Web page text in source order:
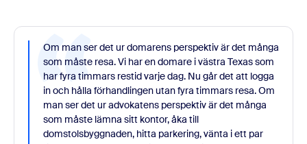
Om man ser det ur domarens perspektiv är det många
som måste resa. Vi har en domare i västra Texas som
har fyra timmars restid varje dag. Nu går det att logga
in och hålla förhandlingen utan fyra timmars resa. Om
man ser det ur advokatens perspektiv är det många
som måste lämna sitt kontor, åka till
domstolsbyggnaden, hitta parkering, vänta i ett par